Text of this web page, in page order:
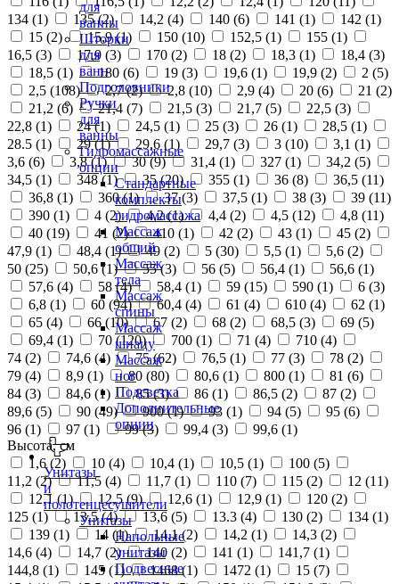
для
ванны
Шторки
для
ванн
Подголовники
Ручки
для
ванны
Гидромассажные
опции
Стандартные
комплекты
гидромассажа
Массаж
общий
Массаж
тела
Массаж
спины
Массаж
шиацу
Массаж
ног
Подсветка
Дополнительные
опции
Унитазы
и
полотенцесушители
Унитазы
Напольные
унитазы
Подвесные
134 (1) 135 (2) 14,2 (4) 140 (6) 141 (1) 142 (1)
15 (2) 15,9 (1) 150 (10) 152,5 (1) 155 (1)
16,5 (3) 17,9 (3) 170 (2) 18 (2) 18,3 (1) 18,4 (3)
18,5 (1) 180 (6) 19 (3) 19,6 (1) 19,9 (2) 2 (5)
2,5 (108) 2,7 (2) 2,8 (10) 2,9 (4) 20 (6) 21 (2)
21,2 (6) 21,4 (7) 21,5 (3) 21,7 (5) 22,5 (3)
22,8 (1) 24 (1) 24,5 (1) 25 (3) 26 (1) 28,5 (1)
28.5 (1) 29 (1) 29,6 (1) 29,7 (3) 3 (10) 3,1 (1)
3,6 (6) 3,8 (1) 30 (9) 31,4 (1) 327 (1) 34,2 (5)
34,5 (1) 348 (1) 35 (20) 355 (1) 36 (8) 36,5 (11)
36,8 (1) 360 (1) 37 (3) 37,5 (1) 38 (3) 39 (11)
390 (1) 4 (2) 4,2 (1) 4,4 (2) 4,5 (12) 4,8 (11)
40 (19) 41 (2) 410 (1) 42 (2) 43 (1) 45 (2)
47,9 (1) 48,4 (1) 49 (2) 5 (30) 5,5 (1) 5,6 (2)
50 (25) 50,6 (1) 55 (3) 56 (5) 56,4 (1) 56,6 (1)
57,6 (4) 58 (4) 58,4 (1) 59 (15) 590 (1) 6 (3)
6,8 (1) 60 (94) 60,4 (4) 61 (4) 610 (4) 62 (1)
65 (4) 66 (10) 67 (2) 68 (2) 68,5 (3) 69 (5)
69,4 (1) 70 (120) 700 (1) 71 (4) 710 (4)
74 (2) 74,6 (4) 75 (62) 76,5 (1) 77 (3) 78 (2)
79 (4) 8,9 (1) 80 (80) 80,6 (1) 800 (1) 81 (6)
84 (3) 84,6 (1) 85 (3) 86 (1) 86,5 (2) 87 (2)
89,6 (5) 90 (49) 900 (1) 93 (1) 94 (5) 95 (6)
96 (1) 97 (1) 99 (3) 99,4 (3) 99,6 (1)
Высота, см
1,6 (2) 10 (4) 10,4 (1) 10,5 (1) 100 (5)
11,2 (2) 11,5 (4) 11,7 (1) 110 (7) 115 (2) 12 (11)
12,1 (1) 12,5 (9) 12,6 (1) 12,9 (1) 120 (2)
125 (1) 13,5 (4) 13,6 (5) 13.3 (4) 130 (2) 134 (1)
139 (1) 14 (1) 14,1 (2) 14,2 (1) 14,3 (2)
14,6 (4) 14,7 (2) 140 (2) 141 (1) 141,7 (1)
144,8 (1) 145 (1) 1468 (1) 1472 (1) 15 (7)